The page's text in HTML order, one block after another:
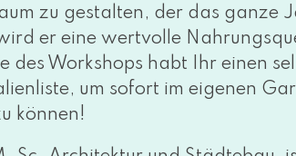
zu gestal­ten, der das gan­ze
er eine wert­vol­le
des Workshops habt Ihr einen
um sofort im eige­nen
können!